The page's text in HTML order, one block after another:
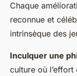
Chaque
reconnue et
intrinsèque des
Inculquer une
culture où